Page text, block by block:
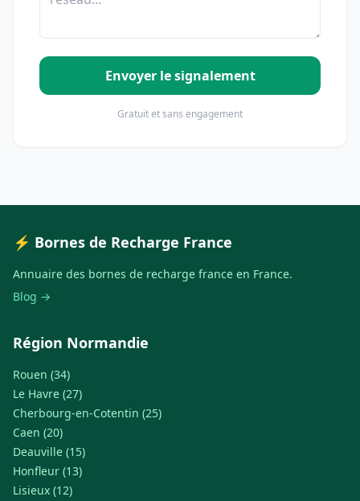
Envoyer le signalement
Gratuit et sans engagement
⚡ Bornes de Recharge France
Annuaire des bornes de recharge france en France.
Blog →
Région Normandie
Rouen (34)
Le Havre (27)
Cherbourg-en-Cotentin (25)
Caen (20)
Deauville (15)
Honfleur (13)
Lisieux (12)